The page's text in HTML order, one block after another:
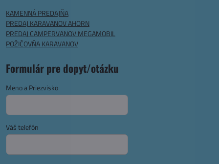
KAMENNÁ PREDAJŇA
PREDAJ KARAVANOV AHORN
PREDAJ CAMPERVANOV MEGAMOBIL
POŽIČOVŇA KARAVANOV
Formulár pre dopyt/otázku
Meno a Priezvisko
Váš telefón